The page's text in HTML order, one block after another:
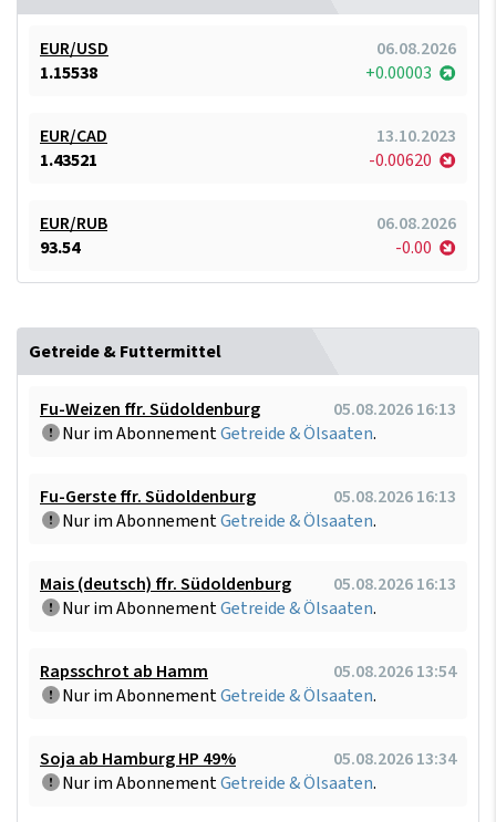
EUR/USD
06.08.2026
1.15538
+0.00003
EUR/CAD
13.10.2023
1.43521
-0.00620
EUR/RUB
06.08.2026
93.54
-0.00
Getreide & Futtermittel
Fu-Weizen ffr. Südoldenburg
05.08.2026 16:13
Nur im AbonnementGetreide & Ölsaaten.
Fu-Gerste ffr. Südoldenburg
05.08.2026 16:13
Nur im AbonnementGetreide & Ölsaaten.
Mais (deutsch) ffr. Südoldenburg
05.08.2026 16:13
Nur im AbonnementGetreide & Ölsaaten.
Rapsschrot ab Hamm
05.08.2026 13:54
Nur im AbonnementGetreide & Ölsaaten.
Soja ab Hamburg HP 49%
05.08.2026 13:34
Nur im AbonnementGetreide & Ölsaaten.